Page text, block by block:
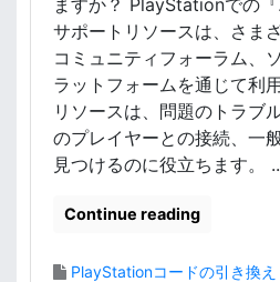
ますか？ PlayStationでの
サポートリソースは、さま
コミュニティフォーラム、
ラットフォームを通じて利
リソースは、問題のトラブ
のプレイヤーとの接続、一
見つけるのに役立ちます。
Continue reading
PlayStationコードの引き換え